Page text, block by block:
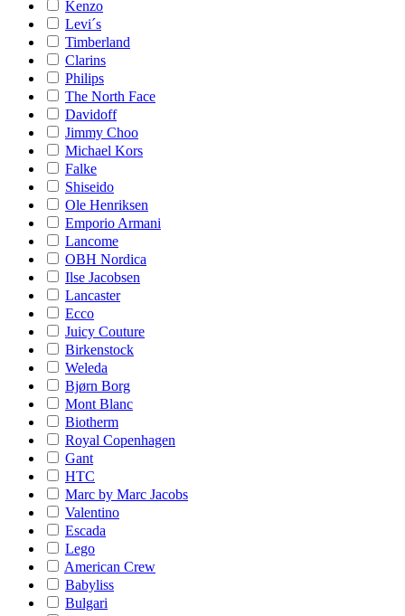
Kenzo
Levi´s
Timberland
Clarins
Philips
The North Face
Davidoff
Jimmy Choo
Michael Kors
Falke
Shiseido
Ole Henriksen
Emporio Armani
Lancome
OBH Nordica
Ilse Jacobsen
Lancaster
Ecco
Juicy Couture
Birkenstock
Weleda
Bjørn Borg
Mont Blanc
Biotherm
Royal Copenhagen
Gant
HTC
Marc by Marc Jacobs
Valentino
Escada
Lego
American Crew
Babyliss
Bulgari